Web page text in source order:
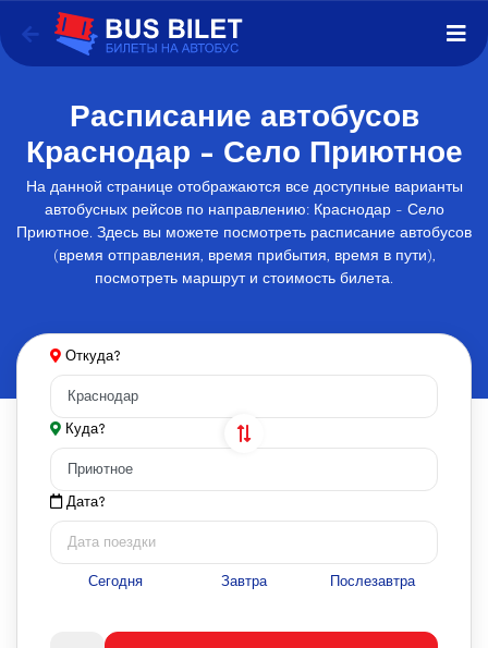
Расписание автобусов
Краснодар - Село Приютное
На данной странице отображаются все доступные варианты
автобусных рейсов по направлению: Краснодар - Село
Приютное. Здесь вы можете посмотреть расписание автобусов
(время отправления, время прибытия, время в пути),
посмотреть маршрут и стоимость билета.
Откуда?
Куда?
Дата?
Сегодня Завтра Послезавтра